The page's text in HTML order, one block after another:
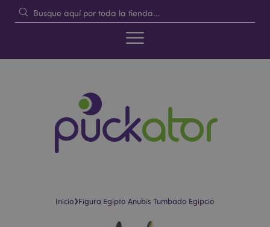
Inicio›Figura Egipto Anubis Tumbado Egipcio